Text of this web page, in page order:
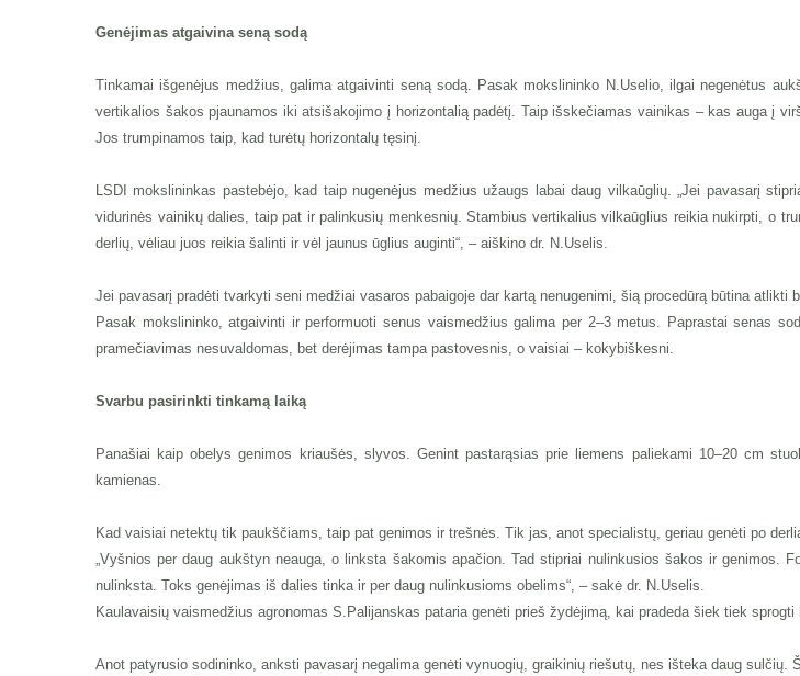
Genėjimas atgaivina seną sodą
Tinkamai išgenėjus medžius, galima atgaivinti seną sodą. Pasak mokslininko N.Uselio, ilgai negenėtus
vertikalios šakos pjaunamos iki atsišakojimo į horizontalią padėtį. Taip išskečiamas vainikas – kas auga į
Jos trumpinamos taip, kad turėtų horizontalų tęsinį.
LSDI mokslininkas pastebėjo, kad taip nugenėjus medžius užaugs labai daug vilkaūglių. „Jei pavasarį
vidurinės vainikų dalies, taip pat ir palinkusių menkesnių. Stambius vertikalius vilkaūglius reikia nukirpti, o
derlių, vėliau juos reikia šalinti ir vėl jaunus ūglius auginti“, – aiškino dr. N.Uselis.
Jei pavasarį pradėti tvarkyti seni medžiai vasaros pabaigoje dar kartą nenugenimi, šią procedūrą būtina
Pasak mokslininko, atgaivinti ir performuoti senus vaismedžius galima per 2–3 metus. Paprastai senas
pramečiavimas nesuvaldomas, bet derėjimas tampa pastovesnis, o vaisiai – kokybiškesni.
Svarbu pasirinkti tinkamą laiką
Panašiai kaip obelys genimos kriaušės, slyvos. Genint pastarąsias prie liemens paliekami 10–20 cm
kamienas.
Kad vaisiai netektų tik paukščiams, taip pat genimos ir trešnės. Tik jas, anot specialistų, geriau genėti po
„Vyšnios per daug aukštyn neauga, o linksta šakomis apačion. Tad stipriai nulinkusios šakos ir genimos.
nulinksta. Toks genėjimas iš dalies tinka ir per daug nulinkusioms obelims“, – sakė dr. N.Uselis.
Kaulavaisių vaismedžius agronomas S.Palijanskas pataria genėti prieš žydėjimą, kai pradeda šiek tiek
Anot patyrusio sodininko, anksti pavasarį negalima genėti vynuogių, graikinių riešutų, nes išteka daug